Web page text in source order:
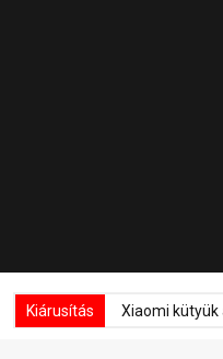
Kiárusítás Xiaomi kütyük